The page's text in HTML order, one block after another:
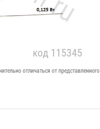
отличаться от представленного